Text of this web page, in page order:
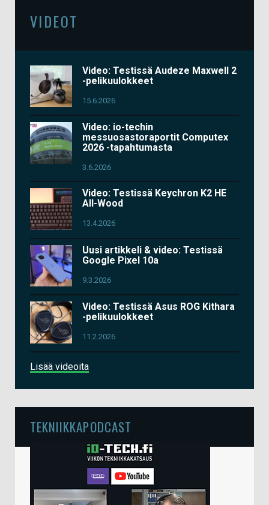
VIDEOT
Video: Testissä Audeze Maxwell 2
-pelikuulokkeet
15.6.2026
Video: io-techin
messuosastoraportit Computex
2026 -tapahtumasta
3.6.2026
Video: Testissä Keychron K2 HE
All-Wood
13.4.2026
Uusi artikkeli & video: Testissä
Google Pixel 10a
9.3.2026
Video: Testissä Asus ROG Kithara
-pelikuulokkeet
11.2.2026
Lisää videoita
TEKNIIKKAPODCAST